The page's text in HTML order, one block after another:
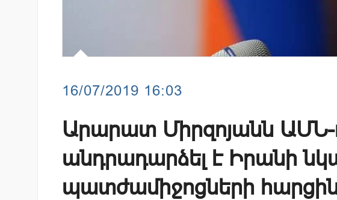
16/07/2019 16:03
Արարատ Միրզոյանն ԱՄՆ-
անդրադարձել է Իրանի
պատժամիջոցների